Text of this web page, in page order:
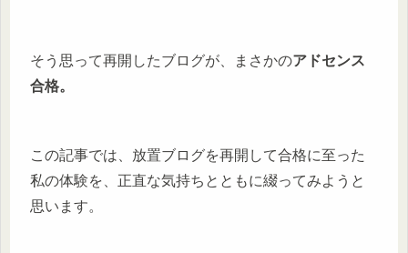
そう思って再開したブログが、まさかのアドセンス
合格。
この記事では、放置ブログを再開して合格に至った
私の体験を、正直な気持ちとともに綴ってみようと
思います。